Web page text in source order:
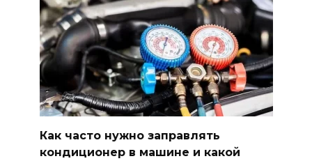
Как часто нужно заправлять
кондиционер в машине и какой